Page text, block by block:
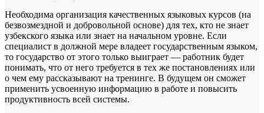
Необходима организация качественных языковых курсов (на
безвозмездной и добровольной основе) для тех, кто не знает
узбекского языка или знает на начальном уровне. Если
специалист в должной мере владеет государственным языком,
то государство от этого только выиграет — работник будет
понимать, что от него требуется в тех же постановлениях или
о чем ему рассказывают на тренинге. В будущем он сможет
применить усвоенную информацию в работе и повысить
продуктивность всей системы.